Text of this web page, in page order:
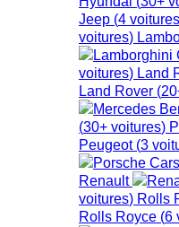
Jeep (4 voitures
voitures)
voitures) Land
Land Rover (
(30+ voitures)
Peugeot (3
Renault
voitures) Rolls
Rolls Royce (6